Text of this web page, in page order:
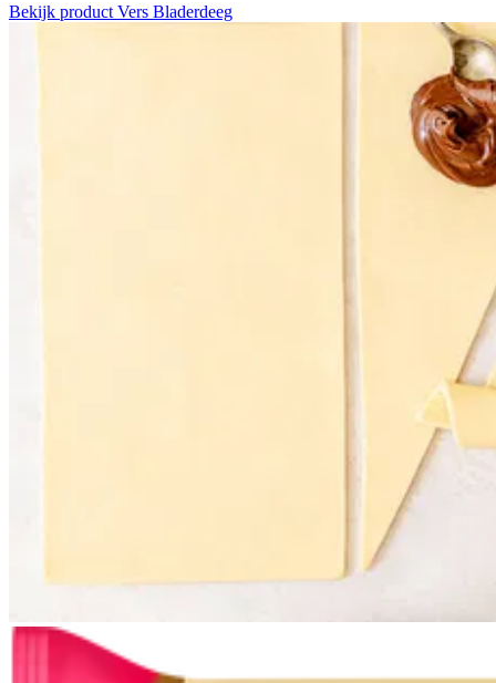
Bekijk product Vers Bladerdeeg